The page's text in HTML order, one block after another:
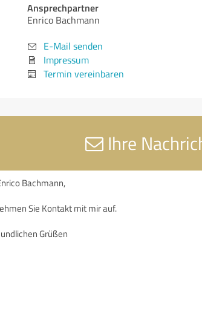
Ansprechpartner
Enrico Bachmann
E-Mail senden
Impressum
Termin vereinbaren
Ihre